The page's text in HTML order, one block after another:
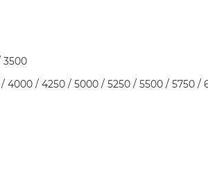
3500
4000 / 4250 / 5000 / 5250 / 5500 / 5750